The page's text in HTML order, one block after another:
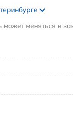
может меняться в